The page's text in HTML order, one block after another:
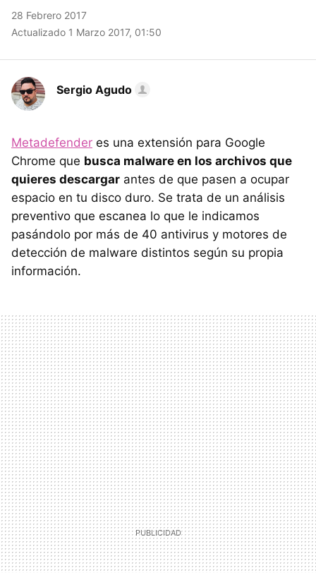
28 Febrero 2017
Actualizado 1 Marzo 2017, 01:50
Sergio Agudo
Metadefender es una extensión para Google
Chrome que busca malware en los archivos que
quieres descargar antes de que pasen a ocupar
espacio en tu disco duro. Se trata de un análisis
preventivo que escanea lo que le indicamos
pasándolo por más de 40 antivirus y motores de
detección de malware distintos según su propia
información.